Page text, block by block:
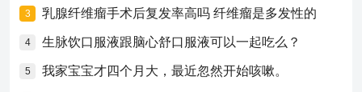
3 乳腺纤维瘤手术后复发率高吗 纤维瘤是多发性的
4 生脉饮口服液跟脑心舒口服液可以一起吃么？
5 我家宝宝才四个月大，最近忽然开始咳嗽。